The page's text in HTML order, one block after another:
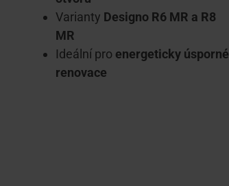
Varianty Designo R6 MR a R8
MR
Ideální pro energeticky úsporné
renovace